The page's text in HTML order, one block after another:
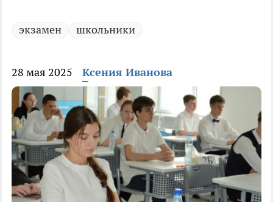
экзамен школьники
28 мая 2025 Ксения Иванова